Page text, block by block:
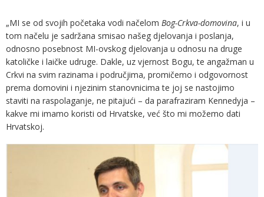
„MI se od svojih početaka vodi načelom Bog-Crkva-domovina, i u
tom načelu je sadržana smisao našeg djelovanja i poslanja,
odnosno posebnost MI-ovskog djelovanja u odnosu na druge
katoličke i laičke udruge. Dakle, uz vjernost Bogu, te angažman u
Crkvi na svim razinama i područjima, promičemo i odgovornost
prema domovini i njezinim stanovnicima te joj se nastojimo
staviti na raspolaganje, ne pitajući – da parafraziram Kennedyja –
kakve mi imamo koristi od Hrvatske, već što mi možemo dati
Hrvatskoj.